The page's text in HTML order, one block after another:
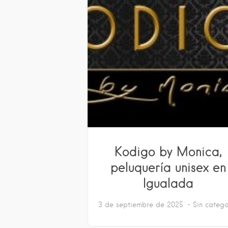
Kodigo by Monica,
peluquería unisex en
Igualada
3 de septiembre de 2025 Sin